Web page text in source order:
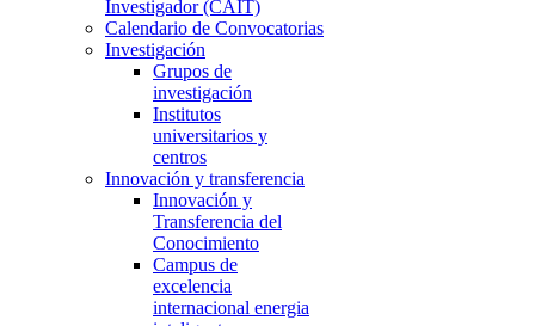
Investigador (CAIT)
Calendario de Convocatorias
Investigación
Grupos de
investigación
Institutos
universitarios y
centros
Innovación y transferencia
Innovación y
Transferencia del
Conocimiento
Campus de
excelencia
internacional energia